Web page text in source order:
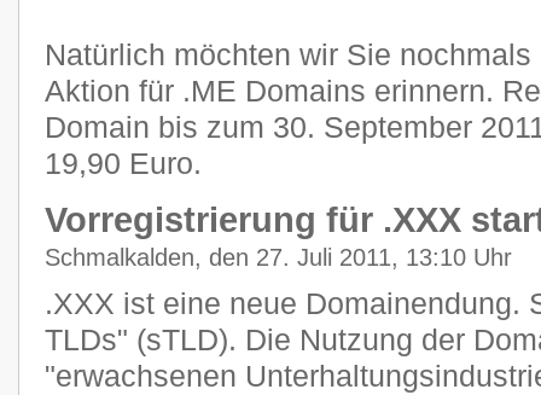
Natürlich möchten wir Sie
Aktion für .ME Domains erinnern.
Domain bis zum 30. September
19,90 Euro.
Vorregistrierung für .XXX
Schmalkalden, den 27. Juli 2011, 13:10 Uhr
.XXX ist eine neue Domainendung.
TLDs" (sTLD). Die Nutzung der
"erwachsenen